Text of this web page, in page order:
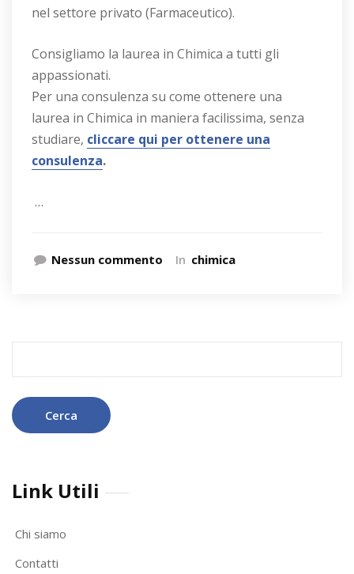
nel settore privato (Farmaceutico).
Consigliamo la laurea in Chimica a tutti gli
appassionati.
Per una consulenza su come ottenere una
laurea in Chimica in maniera facilissima, senza
studiare, cliccare qui per ottenere una
consulenza.
…
Nessun commento In chimica
Link Utili
Chi siamo
Contatti